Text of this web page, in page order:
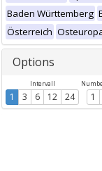
Baden Württemberg
Österreich
Options
Intervall
1 3 6 12 24 1